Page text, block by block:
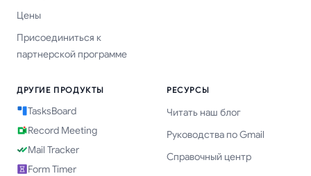
Цены
Присоединиться к
партнерской программе
ДРУГИЕ ПРОДУКТЫ
TasksBoard
Record Meeting
Mail Tracker
Form Timer
РЕСУРСЫ
Читать наш блог
Руководства по Gmail
Справочный центр